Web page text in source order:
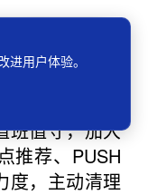
属地实际，
署落实，督
取得实效。
重点平台成
班值守，加大
推荐、PUSH
度，主动清理
用户体验。